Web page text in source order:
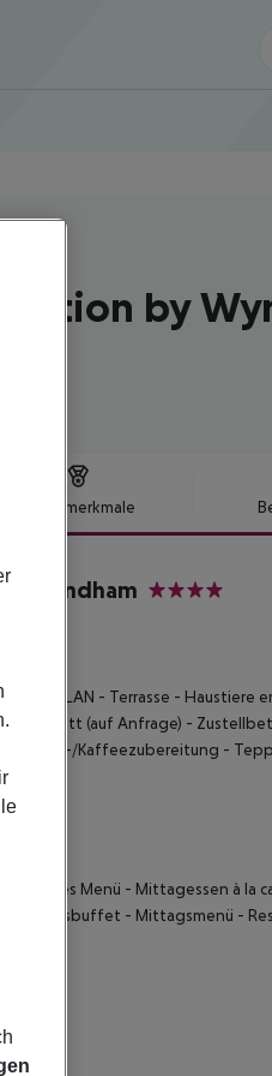
by
Hotelmerkmale
Wyndham
- WLAN - Terrasse - Haustiere
(auf Anfrage) -
- Tee-/Kaffeezubereitung -
Menü - Mittagessen à la
- Mittagsbuffet - Mittagsmenü -